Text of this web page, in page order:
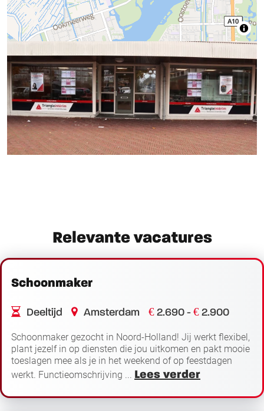
Relevante vacatures
Schoonmaker
Deeltijd Amsterdam € 2.690 - € 2.900
Schoonmaker gezocht in Noord-Holland! Jij werkt flexibel,
plant jezelf in op diensten die jou uitkomen en pakt mooie
toeslagen mee als je in het weekend of op feestdagen
werkt. Functieomschrijving ... Lees verder